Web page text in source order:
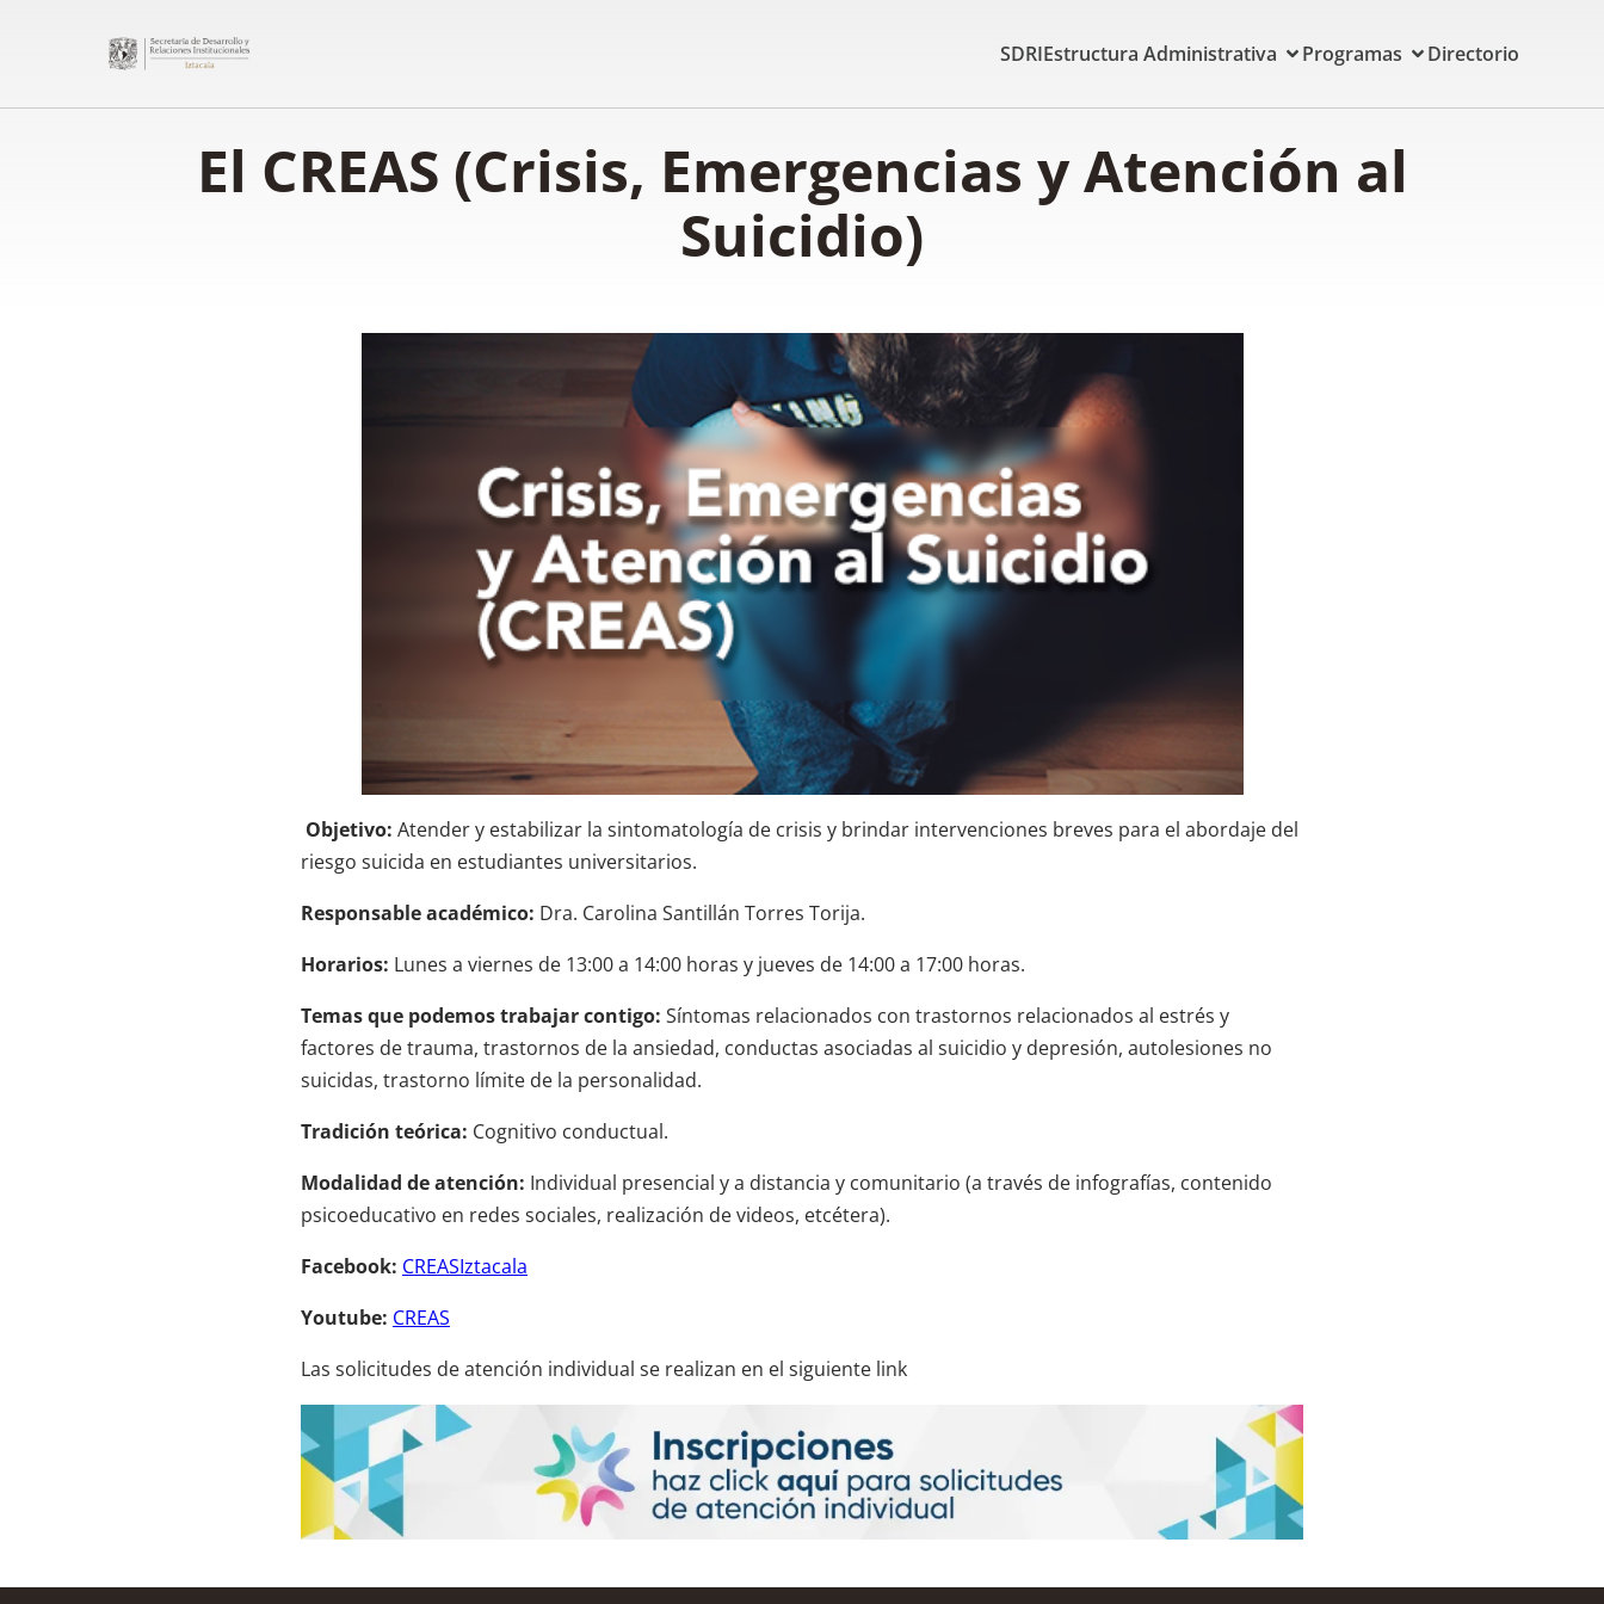
SDRIEstructura Administrativa Programas Directorio
El CREAS (Crisis, Emergencias y Atención al
Suicidio)
Objetivo: Atender y estabilizar la sintomatología de crisis y brindar intervenciones breves para el abordaje del
riesgo suicida en estudiantes universitarios.
Responsable académico: Dra. Carolina Santillán Torres Torija.
Horarios: Lunes a viernes de 13:00 a 14:00 horas y jueves de 14:00 a 17:00 horas.
Temas que podemos trabajar contigo: Síntomas relacionados con trastornos relacionados al estrés y
factores de trauma, trastornos de la ansiedad, conductas asociadas al suicidio y depresión, autolesiones no
suicidas, trastorno límite de la personalidad.
Tradición teórica: Cognitivo conductual.
Modalidad de atención: Individual presencial y a distancia y comunitario (a través de infografías, contenido
psicoeducativo en redes sociales, realización de videos, etcétera).
Facebook: CREASIztacala
Youtube: CREAS
Las solicitudes de atención individual se realizan en el siguiente link